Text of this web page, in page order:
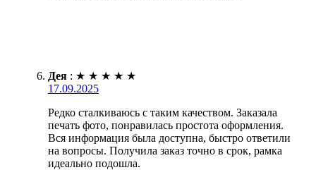
Дея : ★ ★ ★ ★ ★
17.09.2025
Редко сталкиваюсь с таким качеством. Заказала
печать фото, понравилась простота оформления.
Вся информация была доступна, быстро ответили
на вопросы. Получила заказ точно в срок, рамка
идеально подошла.